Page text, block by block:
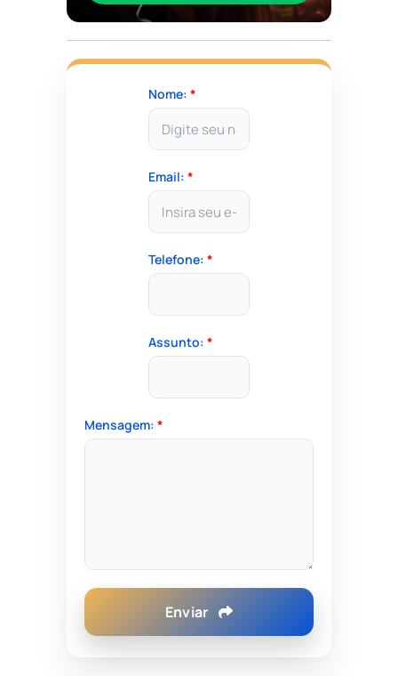
Nome: *
Email: *
Telefone: *
Assunto: *
Mensagem: *
Enviar